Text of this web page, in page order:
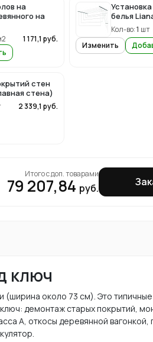
на
на
1 171,1 руб.
белья
Кол-во:1 шт
Изменить
стен
стена)
2 339,1 руб.
Итого с доп. товарами
79 207,84 руб.
ключ
около 73 см). Это типичные
демонтаж старых покрытий,
А, откосы деревянной вагонкой,